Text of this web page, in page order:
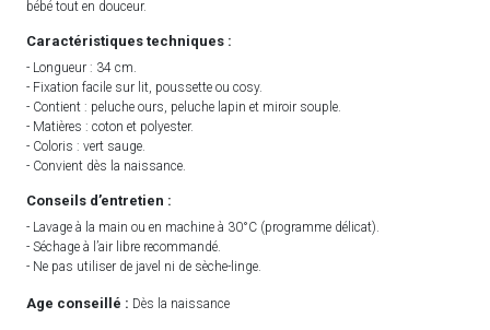
bébé tout en douceur.
Caractéristiques techniques :
- Longueur : 34 cm.
- Fixation facile sur lit, poussette ou cosy.
- Contient : peluche ours, peluche lapin et miroir souple.
- Matières : coton et polyester.
- Coloris : vert sauge.
- Convient dès la naissance.
Conseils d’entretien :
- Lavage à la main ou en machine à 30°C (programme délicat).
- Séchage à l’air libre recommandé.
- Ne pas utiliser de javel ni de sèche-linge.
Age conseillé : Dès la naissance